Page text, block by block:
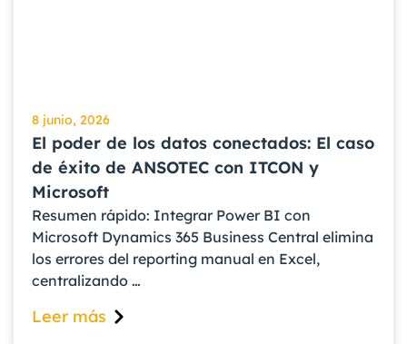
8 junio, 2026
El poder de los datos conectados: El caso
de éxito de ANSOTEC con ITCON y
Microsoft
Resumen rápido: Integrar Power BI con
Microsoft Dynamics 365 Business Central elimina
los errores del reporting manual en Excel,
centralizando …
Leer más